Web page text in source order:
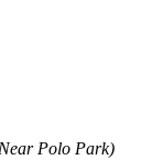
Polo Park)